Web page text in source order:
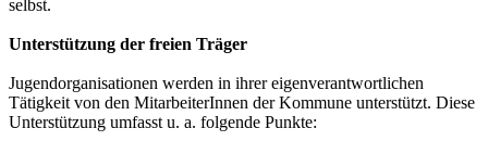
selbst.
Unterstützung der freien Träger
Jugendorganisationen werden in ihrer eigenverantwortlichen
Tätigkeit von den MitarbeiterInnen der Kommune unterstützt. Diese
Unterstützung umfasst u. a. folgende Punkte: